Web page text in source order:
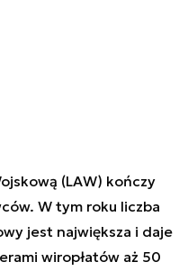
(LAW) kończy
W tym roku liczba
jest największa i daje
wiropłatów aż 50